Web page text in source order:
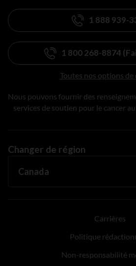
1 888 939-
1 800 268-8874
Toutes nos options de
Nous pouvons fournir des
services de soutien pour le cancer
Changer de région
Carrières
Politique
Non-responsabilité